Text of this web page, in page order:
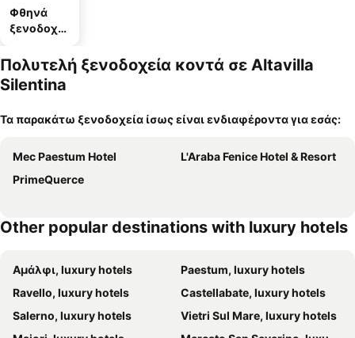
Φθηνά
ξενοδοχεί
Πολυτελή ξενοδοχεία κοντά σε Altavilla
Silentina
Τα παρακάτω ξενοδοχεία ίσως είναι ενδιαφέροντα για εσάς:
Mec Paestum Hotel
L'Araba Fenice Hotel & Resort
PrimeQuerce
Other popular destinations with luxury hotels
Αμάλφι, luxury hotels
Paestum, luxury hotels
Ravello, luxury hotels
Castellabate, luxury hotels
Salerno, luxury hotels
Vietri Sul Mare, luxury hotels